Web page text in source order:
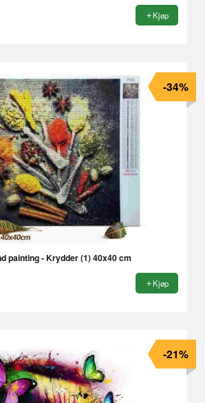
Kjøp
painting - Krydder (1) 40x40 cm
-34%
Kjøp
-21%